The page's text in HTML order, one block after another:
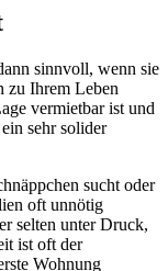
sinnvoll, wenn sie
zu Ihrem Leben
vermietbar ist und
sehr solider
sucht oder
oft unnötig
selten unter Druck,
ist oft der
Wohnung